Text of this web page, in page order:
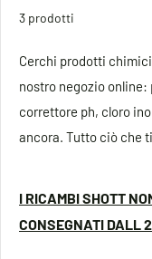
3 prodotti
Cerchi prodotti
nostro negozio
correttore ph, cloro
ancora. Tutto ciò che
I RICAMBI SHOTT
CONSEGNATI DALL